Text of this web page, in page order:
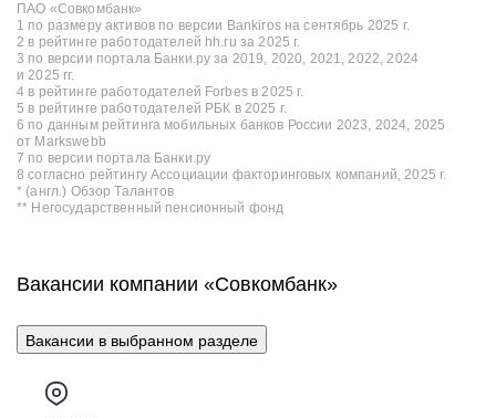
ПАО «Совкомбанк»
1 по размеру активов по версии Bankiros на сентябрь 2025 г.
2 в рейтинге работодателей hh.ru за 2025 г.
3 по версии портала Банки.ру за 2019, 2020, 2021, 2022, 2024
и 2025 гг.
4 в рейтинге работодателей Forbes в 2025 г.
5 в рейтинге работодателей РБК в 2025 г.
6 по данным рейтинга мобильных банков России 2023, 2024, 2025
от Markswebb
7 по версии портала Банки.ру
8 согласно рейтингу Ассоциации факторинговых компаний, 2025 г.
* (англ.) Обзор Талантов
** Негосударственный пенсионный фонд
Вакансии компании «Совкомбанк»
Вакансии в выбранном разделе